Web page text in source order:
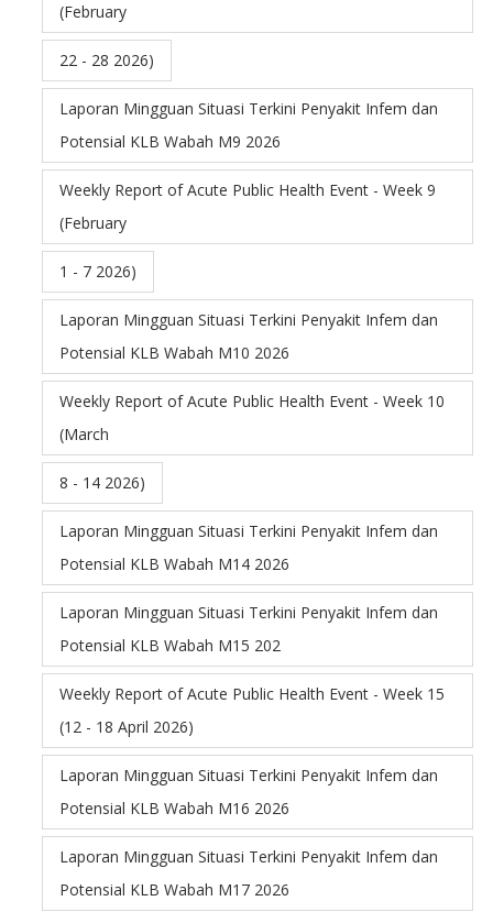
(February
22 - 28 2026)
Laporan Mingguan Situasi Terkini Penyakit Infem dan
Potensial KLB Wabah M9 2026
Weekly Report of Acute Public Health Event - Week 9
(February
1 - 7 2026)
Laporan Mingguan Situasi Terkini Penyakit Infem dan
Potensial KLB Wabah M10 2026
Weekly Report of Acute Public Health Event - Week 10
(March
8 - 14 2026)
Laporan Mingguan Situasi Terkini Penyakit Infem dan
Potensial KLB Wabah M14 2026
Laporan Mingguan Situasi Terkini Penyakit Infem dan
Potensial KLB Wabah M15 202
Weekly Report of Acute Public Health Event - Week 15
(12 - 18 April 2026)
Laporan Mingguan Situasi Terkini Penyakit Infem dan
Potensial KLB Wabah M16 2026
Laporan Mingguan Situasi Terkini Penyakit Infem dan
Potensial KLB Wabah M17 2026